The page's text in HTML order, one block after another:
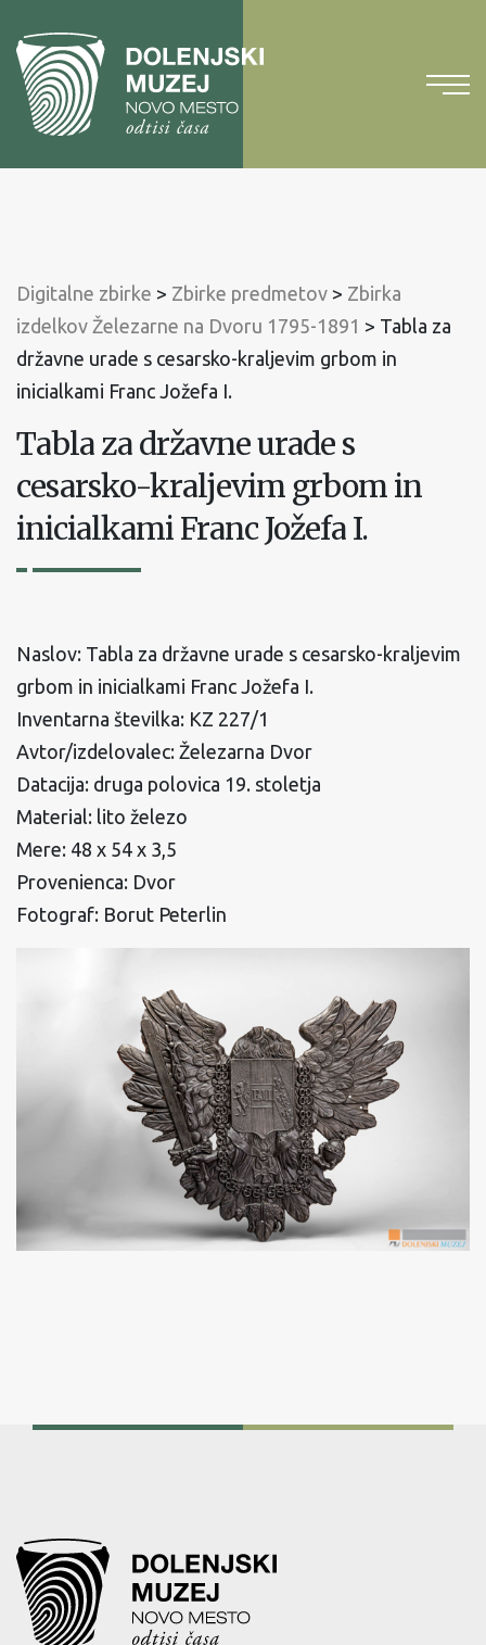
vsebinoNa
glavni
meni
Digitalne zbirke > Zbirke predmetov > Zbirka
izdelkov Železarne na Dvoru 1795-1891 > Tabla za
državne urade s cesarsko-kraljevim grbom in
inicialkami Franc Jožefa I.
Tabla za državne urade s
cesarsko-kraljevim grbom in
inicialkami Franc Jožefa I.
Naslov: Tabla za državne urade s cesarsko-kraljevim
grbom in inicialkami Franc Jožefa I.
Inventarna številka: KZ 227/1
Avtor/izdelovalec: Železarna Dvor
Datacija: druga polovica 19. stoletja
Material: lito železo
Mere: 48 x 54 x 3,5
Provenienca: Dvor
Fotograf: Borut Peterlin